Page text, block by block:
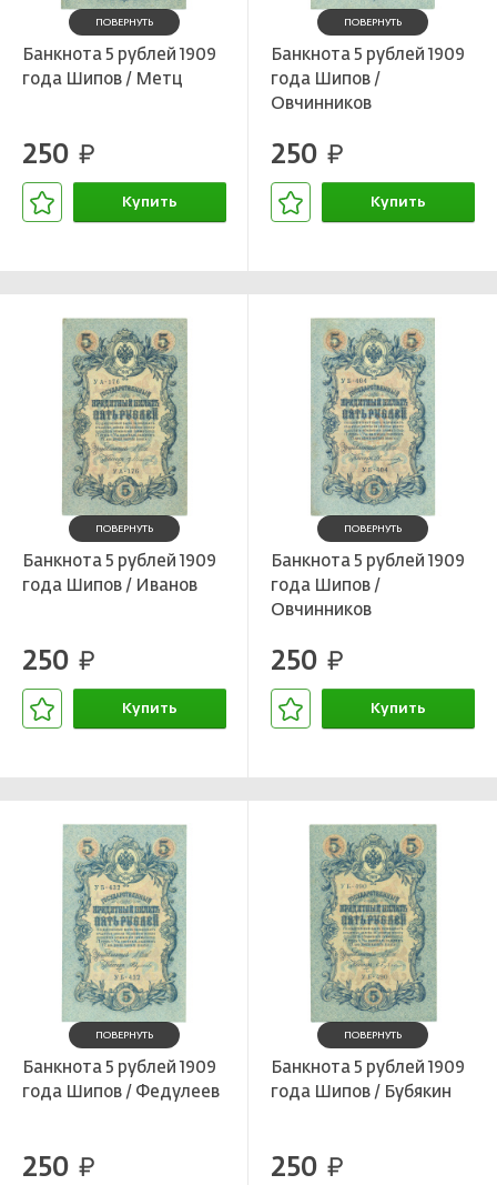
ПОВЕРНУТЬ
Банкнота 5 рублей 1909
года Шипов / Метц
250 руб.
Купить
ПОВЕРНУТЬ
Банкнота 5 рублей 1909
года Шипов /
Овчинников
250 руб.
Купить
ПОВЕРНУТЬ
Банкнота 5 рублей 1909
года Шипов / Иванов
250 руб.
Купить
ПОВЕРНУТЬ
Банкнота 5 рублей 1909
года Шипов /
Овчинников
250 руб.
Купить
ПОВЕРНУТЬ
Банкнота 5 рублей 1909
года Шипов / Федулеев
250 руб.
ПОВЕРНУТЬ
Банкнота 5 рублей 1909
года Шипов / Бубякин
250 руб.